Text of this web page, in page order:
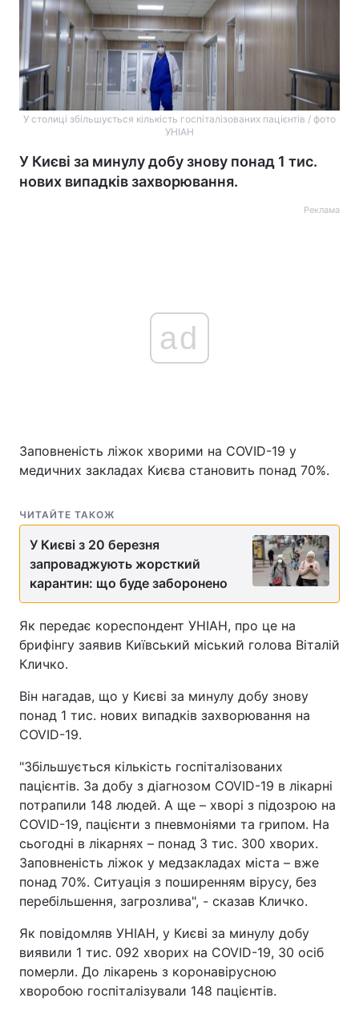
У столиці збільшується кількість госпіталізованих пацієнтів / фото
УНІАН
У Києві за минулу добу знову понад 1 тис.
нових випадків захворювання.
Реклама
ad
Заповненість ліжок хворими на СOVID-19 у
медичних закладах Києва становить понад 70%.
ЧИТАЙТЕ ТАКОЖ
У Києві з 20 березня
запроваджують жорсткий
карантин: що буде заборонено
Як передає кореспондент УНІАН, про це на
брифінгу заявив Київський міський голова Віталій
Кличко.
Він нагадав, що у Києві за минулу добу знову
понад 1 тис. нових випадків захворювання на
COVID-19.
"Збільшується кількість госпіталізованих
пацієнтів. За добу з діагнозом COVID-19 в лікарні
потрапили 148 людей. А ще – хворі з підозрою на
COVID-19, пацієнти з пневмоніями та грипом. На
сьогодні в лікарнях – понад 3 тис. 300 хворих.
Заповненість ліжок у медзакладах міста – вже
понад 70%. Ситуація з поширенням вірусу, без
перебільшення, загрозлива", - сказав Кличко.
Як повідомляв УНІАН, у Києві за минулу добу
виявили 1 тис. 092 хворих на COVID-19, 30 осіб
померли. До лікарень з коронавірусною
хворобою госпіталізували 148 пацієнтів.